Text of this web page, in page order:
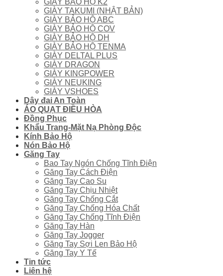
GIÀY BẢO HỘ K2
GIÀY TAKUMI (NHẬT BẢN)
GIÀY BẢO HỘ ABC
GIÀY BẢO HỘ COV
GIÀY BẢO HỘ DH
GIÀY BẢO HỘ TENMA
GIÀY DELTAL PLUS
GIÀY DRAGON
GIÀY KINGPOWER
GIÀY NEUKING
GIÀY VSHOES
Dây đai An Toàn
ÁO QUẠT ĐIỀU HÒA
Đồng Phục
Khẩu Trang-Mặt Nạ Phòng Độc
Kính Bảo Hộ
Nón Bảo Hộ
Găng Tay
Bao Tay Ngón Chống Tĩnh Điện
Găng Tay Cách Điện
Găng Tay Cao Su
Găng Tay Chịu Nhiệt
Găng Tay Chống Cắt
Găng Tay Chống Hóa Chất
Găng Tay Chống Tĩnh Điện
Găng Tay Hàn
Găng Tay Jogger
Găng Tay Sợi Len Bảo Hộ
Găng Tay Y Tế
Tin tức
Liên hệ